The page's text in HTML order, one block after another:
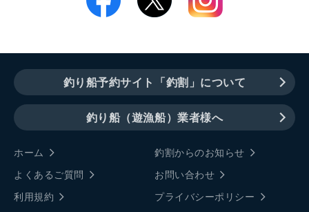
釣り船予約サイト「釣割」について
釣り船（遊漁船）業者様へ
ホーム
釣割からのお知らせ
よくあるご質問
お問い合わせ
利用規約
プライバシーポリシー